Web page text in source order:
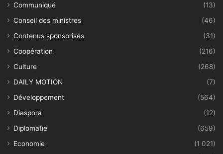
Communiqué
(13)
Conseil des ministres
(46)
Contenus sponsorisés
(31)
Coopération
(216)
Culture
(268)
DAILY MOTION
(7)
Développement
(564)
Diaspora
(12)
Diplomatie
(659)
Economie
(1 021)